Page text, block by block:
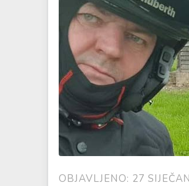
OBJAVLJENO: 27